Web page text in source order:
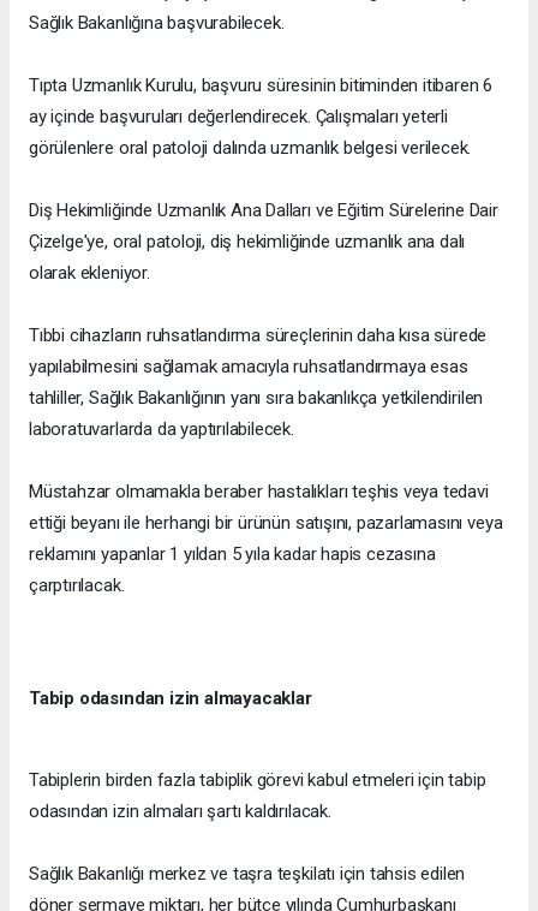
Sağlık Bakanlığına başvurabilecek.
Tıpta Uzmanlık Kurulu, başvuru süresinin bitiminden itibaren 6
ay içinde başvuruları değerlendirecek. Çalışmaları yeterli
görülenlere oral patoloji dalında uzmanlık belgesi verilecek.
Diş Hekimliğinde Uzmanlık Ana Dalları ve Eğitim Sürelerine Dair
Çizelge'ye, oral patoloji, diş hekimliğinde uzmanlık ana dalı
olarak ekleniyor.
Tıbbi cihazların ruhsatlandırma süreçlerinin daha kısa sürede
yapılabilmesini sağlamak amacıyla ruhsatlandırmaya esas
tahliller, Sağlık Bakanlığının yanı sıra bakanlıkça yetkilendirilen
laboratuvarlarda da yaptırılabilecek.
Müstahzar olmamakla beraber hastalıkları teşhis veya tedavi
ettiği beyanı ile herhangi bir ürünün satışını, pazarlamasını veya
reklamını yapanlar 1 yıldan 5 yıla kadar hapis cezasına
çarptırılacak.
Tabip odasından izin almayacaklar
Tabiplerin birden fazla tabiplik görevi kabul etmeleri için tabip
odasından izin almaları şartı kaldırılacak.
Sağlık Bakanlığı merkez ve taşra teşkilatı için tahsis edilen
döner sermaye miktarı, her bütçe yılında Cumhurbaşkanı